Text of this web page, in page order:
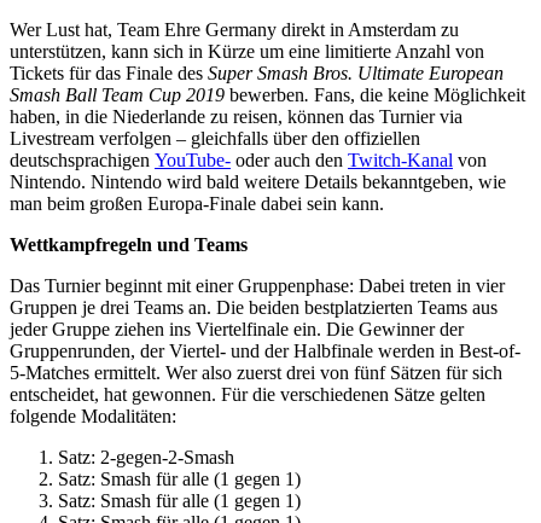
Wer Lust hat, Team Ehre Germany direkt in Amsterdam zu
unterstützen, kann sich in Kürze um eine limitierte Anzahl von
Tickets für das Finale des Super Smash Bros. Ultimate European
Smash Ball Team Cup 2019 bewerben. Fans, die keine Möglichkeit
haben, in die Niederlande zu reisen, können das Turnier via
Livestream verfolgen – gleichfalls über den offiziellen
deutschsprachigen YouTube- oder auch den Twitch-Kanal von
Nintendo. Nintendo wird bald weitere Details bekanntgeben, wie
man beim großen Europa-Finale dabei sein kann.
Wettkampfregeln und Teams
Das Turnier beginnt mit einer Gruppenphase: Dabei treten in vier
Gruppen je drei Teams an. Die beiden bestplatzierten Teams aus
jeder Gruppe ziehen ins Viertelfinale ein. Die Gewinner der
Gruppenrunden, der Viertel- und der Halbfinale werden in Best-of-
5-Matches ermittelt. Wer also zuerst drei von fünf Sätzen für sich
entscheidet, hat gewonnen. Für die verschiedenen Sätze gelten
folgende Modalitäten:
Satz: 2-gegen-2-Smash
Satz: Smash für alle (1 gegen 1)
Satz: Smash für alle (1 gegen 1)